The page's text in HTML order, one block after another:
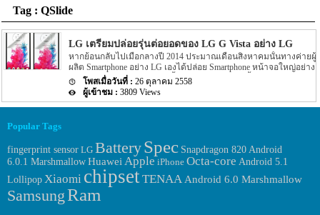
Tag : QSlide
LG เตรียมปล่อยรุ่นต่อยอดของ LG G Vista อย่าง LG G
หากย้อนกลับไปเมื่อกลางปี 2014 ประมาณเดือนสิงหาคมนั้นทางค่ายผู้
ผลิต Smartphone อย่าง LG เองได้ปล่อย Smartphone หน้าจอใหญ่อย่าง
LG G Vista ออกมา โดยตอนนั้นรุ่น LG G Vista ตัวนี้ถือว่าได้รับความ
นิยมในระดับหนึ่งเลยก็ว่าได้ กลับมาปีนี้ทาง LG เองก็เตรียมตัวปล่อย
รุ่นน้องของ LG G Vista อย่าง LG G Vista 2 ออกมาให้เราได้ทดสอบใช้
งานกันอีกครั้ง สำหรับ Spec ของ LG G Vista 2 ตัวใหม่นี้ Cpu ภายใน
เป็น Chipset อย่าง Snapdragon 615 […]
26 ตุลาคม 2558
3809 Views
Popular Tags
fingerprint sensor LG BatterySpec Snapdragon 820 Android
6.0.1 MarshmallowHuaweiApple iPhone Octa-core Android 5.1
Lollipop Xiaomi chipsetTENAAAndroid 6.0 Marshmallow
SamsungRam